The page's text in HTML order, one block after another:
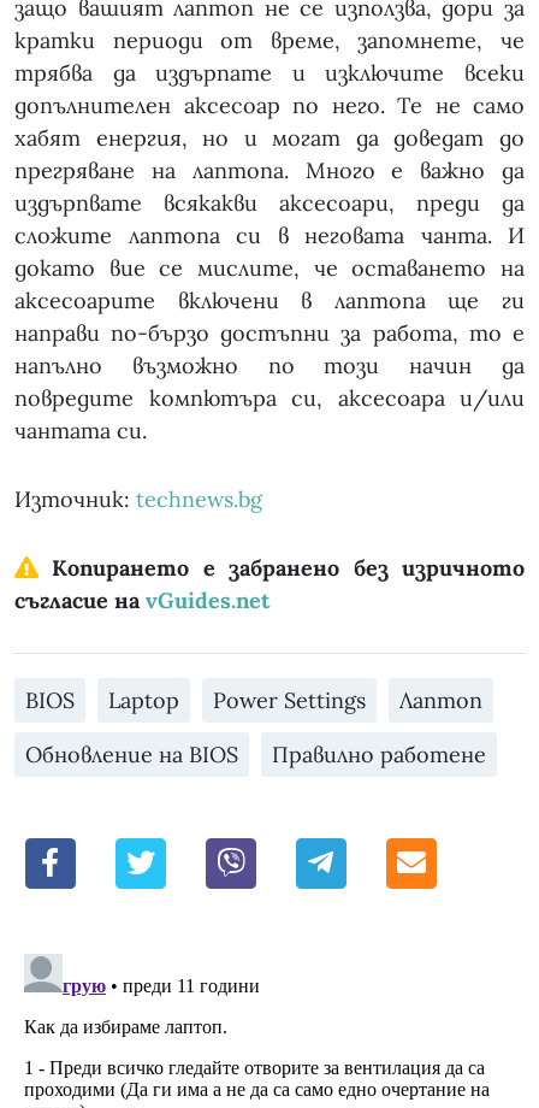
защо вашият лаптоп не се използва, дори за
кратки периоди от време, запомнете, че
трябва да издърпате и изключите всеки
допълнителен аксесоар по него. Те не само
хабят енергия, но и могат да доведат до
прегряване на лаптопа. Много е важно да
издърпвате всякакви аксесоари, преди да
сложите лаптопа си в неговата чанта. И
докато вие се мислите, че оставането на
аксесоарите включени в лаптопа ще ги
направи по-бързо достъпни за работа, то е
напълно възможно по този начин да
повредите компютъра си, аксесоара и/или
чантата си.
Източник: technews.bg
Копирането е забранено без изричното
съгласие наvGuides.net
BIOS Laptop Power Settings
Лаптоп
Обновление на BIOS
Правилно работене